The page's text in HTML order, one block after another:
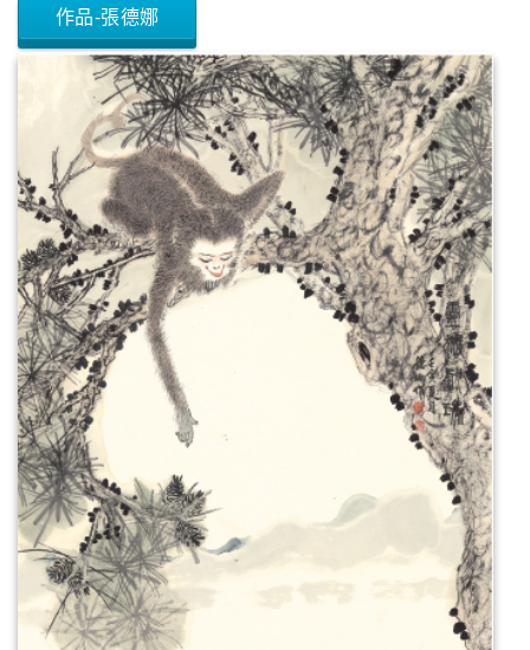
作品-張德娜